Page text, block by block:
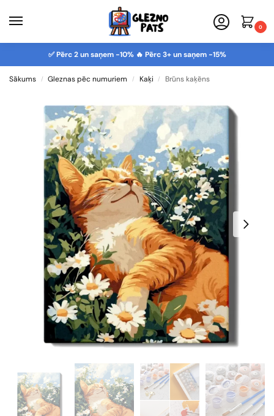
0
✅ Pērc 2 un saņem -10% 🔥 Pērc 3+ un saņem -15%
Sākums / Gleznas pēc numuriem / Kaķi / Brūns kaķēns